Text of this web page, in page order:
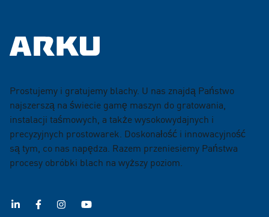
Prostujemy i gratujemy blachy. U nas znajdą Państwo
najszerszą na świecie gamę maszyn do gratowania,
instalacji taśmowych, a także wysokowydajnych i
precyzyjnych prostowarek. Doskonałość i innowacyjność
są tym, co nas napędza. Razem przeniesiemy Państwa
procesy obróbki blach na wyższy poziom.